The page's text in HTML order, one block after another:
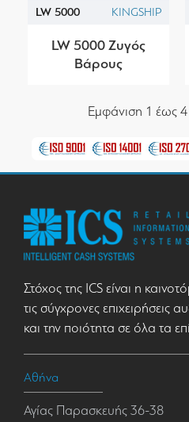
LW 5000 KINGSHIP
LW 5000 Ζυγός
Βάρους
Εμφάνιση 1 έως
Στόχος της ICS είναι η
τις σύγχρονες επιχειρήσεις
και την ποιότητα σε όλα τα
Αθήνα
Αγίας Παρασκευής 36-38